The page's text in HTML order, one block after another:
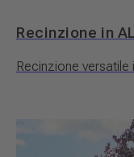
Recinzione in
Recinzione versatile